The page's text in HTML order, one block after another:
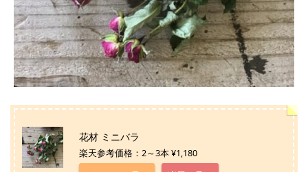
花材 ミニバラ
楽天参考価格：2～3本 ¥1,180